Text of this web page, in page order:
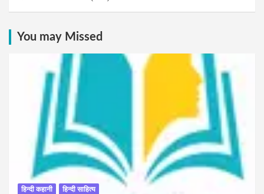
You may Missed
हिन्दी कहानी हिन्दी साहित्य